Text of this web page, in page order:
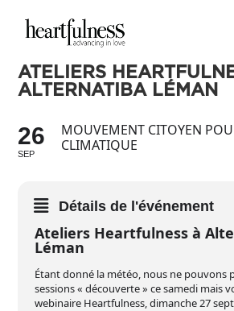
ATELIERS
ALTERNATIBA LÉMAN
26
SEP
MOUVEMENT CITOYEN
CLIMATIQUE
Détails de l'événement
Ateliers Heartfulness à
Léman
Étant donné la météo, nous ne pouvons
sessions « découverte » ce samedi mais
webinaire Heartfulness, dimanche 27